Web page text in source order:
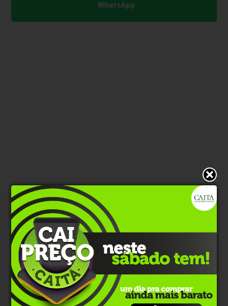
WhatsApp
* O conteúdo de cada comentário é de responsabilidade de quem
realizá-lo. Nos reservamos ao direito de reprovar ou eliminar
comentários em desacordo com o propósito do site ou que
contenham palavras ofensivas.
500caracteres restantes.
Comentar